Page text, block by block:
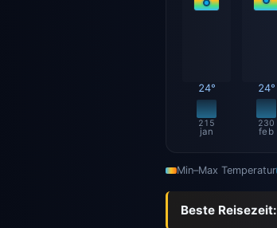
24°
215
jan
24°
230
feb
Min–Max Temperatur
Beste Reisezeit: